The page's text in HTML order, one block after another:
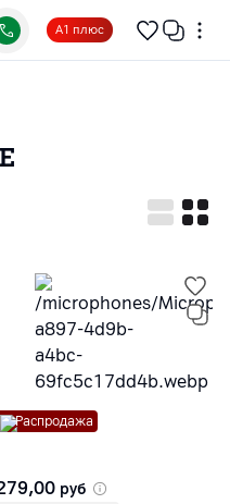
А1 плюс
Распродажа
руб